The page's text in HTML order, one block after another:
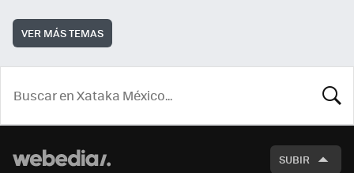
VER MÁS TEMAS
SUBIR